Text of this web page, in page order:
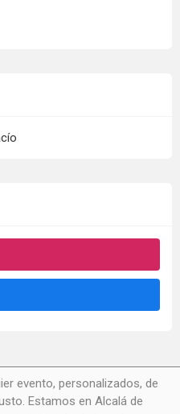
evento, personalizados, de
Estamos en Alcalá de